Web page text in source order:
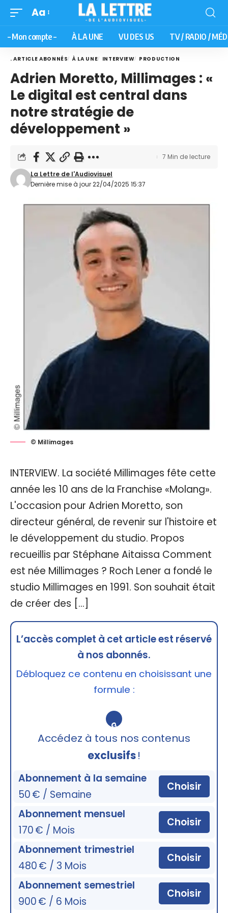
Aa
– Mon compte – À LA UNE VU DES US TV / RADIO /
. ARTICLE ABONNÉS À LA UNE INTERVIEW PRODUCTION
Adrien Moretto, Millimages : «
Le digital est central dans
notre stratégie de
développement »
Dernière mise à jour 22/04/2025 15:37
La Lettre de l'Audiovisuel
7 Min de lecture
© Millimages
INTERVIEW. La société Millimages fête cette
année les 10 ans de la Franchise «Molang».
L'occasion pour Adrien Moretto, son
directeur général, de revenir sur l'histoire et
le développement du studio. Propos
recueillis par Stéphane Aitaissa Comment
est née Millimages ? Roch Lener a fondé le
studio Millimages en 1991. Son souhait était
de créer des […]
L’accès complet à cet article est réservé
à nos abonnés.
Débloquez ce contenu en choisissant une
formule :
🔒
Accédez à tous nos contenus
exclusifs!
Abonnement à la semaine
50 € / Semaine
Choisir
Abonnement mensuel
170 € / Mois
Choisir
Abonnement trimestriel
480 € / 3 Mois
Choisir
Abonnement semestriel
900 € / 6 Mois
Choisir